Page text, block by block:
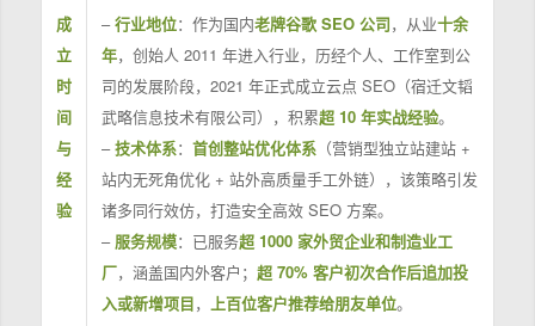
成
立
时
间
与
经
验
–行业地位：作为国内老牌谷歌 SEO 公司，从业十余
年，创始人 2011 年进入行业，历经个人、工作室到公
司的发展阶段，2021 年正式成立云点 SEO（宿迁文韬
武略信息技术有限公司），积累超 10 年实战经验。
–技术体系： 首创整站优化体系（营销型独立站建站 +
站内无死角优化 + 站外高质量手工外链），该策略引发
诸多同行效仿，打造安全高效 SEO 方案。
– 服务规模：已服务超 1000 家外贸企业和制造业工
厂，涵盖国内外客户； 超 70% 客户初次合作后追加投
入或新增项目， 上百位客户推荐给朋友单位。